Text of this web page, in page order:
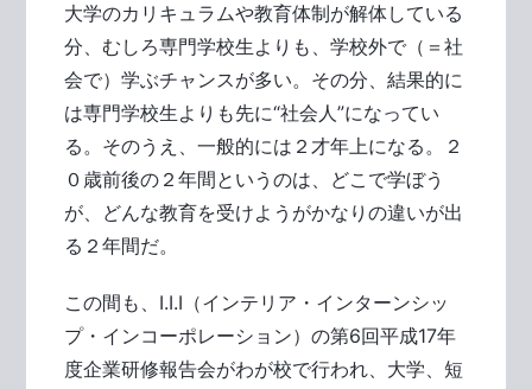
大学のカリキュラムや教育体制が解体している
分、むしろ専門学校生よりも、学校外で（＝社
会で）学ぶチャンスが多い。その分、結果的に
は専門学校生よりも先に“社会人”になってい
る。そのうえ、一般的には２才年上になる。２
０歳前後の２年間というのは、どこで学ぼう
が、どんな教育を受けようがかなりの違いが出
る２年間だ。
この間も、I.I.I（インテリア・インターンシッ
プ・インコーポレーション）の第6回平成17年
度企業研修報告会がわが校で行われ、大学、短